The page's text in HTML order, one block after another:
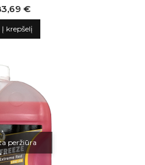
€
Į krepšelį
peržiūra